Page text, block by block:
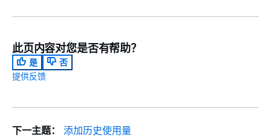
此页内容对您是否有帮助？
是
否
提供反馈
下一主题：
添加历史使用量